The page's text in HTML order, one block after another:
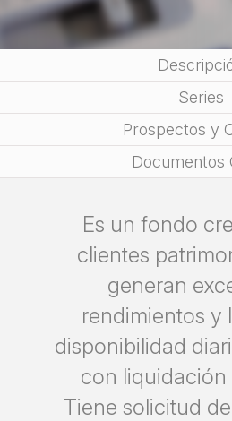
Series
Prospectos y
Documentos
Es un fondo
clientes
generan
rendimientos y
disponibilidad
con liquidación
Tiene solicitud